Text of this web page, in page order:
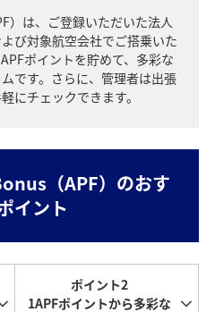
）は、ご登録いただいた法人
び対象航空会社でご搭乗いた
ポイントを貯めて、多彩な
です。さらに、管理者は出張
にチェックできます。
（APF）のおす
イント
ポイント2
1APFポイントから多彩な